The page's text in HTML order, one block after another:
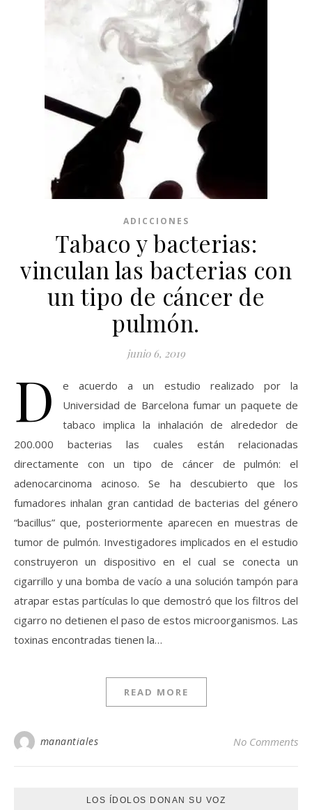
ADICCIONES
Tabaco y bacterias:
vinculan las bacterias con
un tipo de cáncer de
pulmón.
junio 6, 2019
D
e acuerdo a un estudio realizado por la
Universidad de Barcelona fumar un paquete de
tabaco implica la inhalación de alrededor de
200.000 bacterias las cuales están relacionadas
directamente con un tipo de cáncer de pulmón: el
adenocarcinoma acinoso. Se ha descubierto que los
fumadores inhalan gran cantidad de bacterias del género
“bacillus” que, posteriormente aparecen en muestras de
tumor de pulmón. Investigadores implicados en el estudio
construyeron un dispositivo en el cual se conecta un
cigarrillo y una bomba de vacío a una solución tampón para
atrapar estas partículas lo que demostró que los filtros del
cigarro no detienen el paso de estos microorganismos. Las
toxinas encontradas tienen la…
READ MORE
manantiales No Comments
LOS ÍDOLOS DONAN SU VOZ